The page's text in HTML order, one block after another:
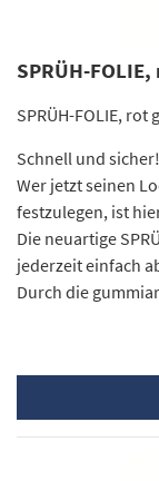
SPRÜH-
SPRÜH-FOLIE, rot
Schnell und sicher!
Wer jetzt seinen
festzulegen, ist
Die neuartige
jederzeit einfach
Durch die